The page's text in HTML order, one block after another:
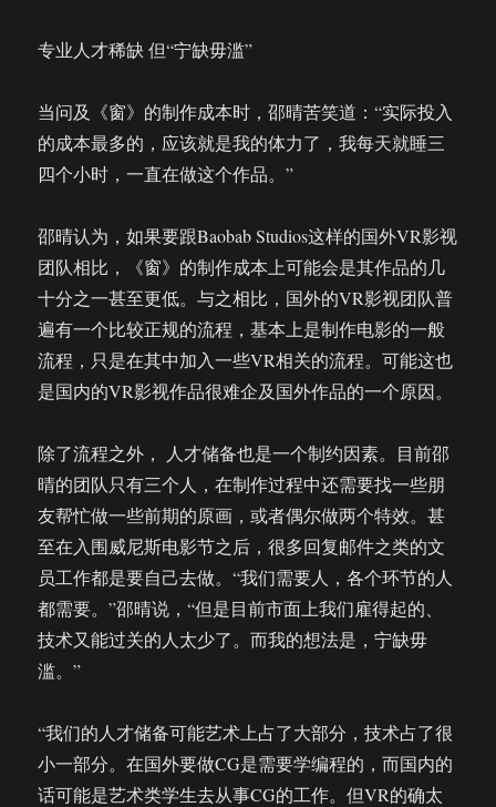
专业人才稀缺 但“宁缺毋滥”
当问及《窗》的制作成本时，邵晴苦笑道：“实际投入
的成本最多的，应该就是我的体力了，我每天就睡三
四个小时，一直在做这个作品。”
邵晴认为，如果要跟Baobab Studios这样的国外VR影视
团队相比，《窗》的制作成本上可能会是其作品的几
十分之一甚至更低。与之相比，国外的VR影视团队普
遍有一个比较正规的流程，基本上是制作电影的一般
流程，只是在其中加入一些VR相关的流程。可能这也
是国内的VR影视作品很难企及国外作品的一个原因。
除了流程之外， 人才储备也是一个制约因素。目前邵
晴的团队只有三个人，在制作过程中还需要找一些朋
友帮忙做一些前期的原画，或者偶尔做两个特效。甚
至在入围威尼斯电影节之后，很多回复邮件之类的文
员工作都是要自己去做。“我们需要人，各个环节的人
都需要。”邵晴说，“但是目前市面上我们雇得起的、
技术又能过关的人太少了。而我的想法是，宁缺毋
滥。”
“我们的人才储备可能艺术上占了大部分，技术占了很
小一部分。在国外要做CG是需要学编程的，而国内的
话可能是艺术类学生去从事CG的工作。但VR的确太